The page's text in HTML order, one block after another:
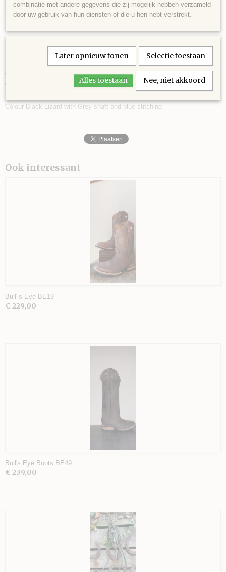
Geef bij bestelling de juiste maat aan.
Verkrijgbaar in de maten 37/ 38/ 39/ 40
Strong and comfortable boots.
Handmade, Italian design.
Made in high quality, soft calf leather.
With Goodyear welded, double seam sole.
With square toe and extra high shaft.
Colour Black Lizard with Grey shaft and blue stitching
Ook interessant
Bull"s Eye BE19
€ 229,00
Bull's Eye Boots BE49
€ 239,00
combinatie met andere gegevens die zij mogelijk hebben verzameld
door uw gebruik van hun diensten of die u hen hebt verstrekt.
Later opnieuw tonen Selectie toestaan
Alles toestaan Nee, niet akkoord